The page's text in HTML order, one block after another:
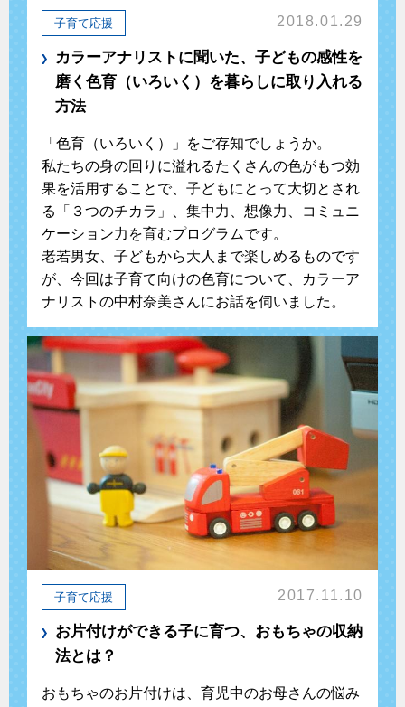
子育て応援 2018.01.29
カラーアナリストに聞いた、子どもの感性を
磨く色育（いろいく）を暮らしに取り入れる
方法
「色育（いろいく）」をご存知でしょうか。
私たちの身の回りに溢れるたくさんの色がもつ効
果を活用することで、子どもにとって大切とされ
る「３つのチカラ」、集中力、想像力、コミュニ
ケーション力を育むプログラムです。
老若男女、子どもから大人まで楽しめるものです
が、今回は子育て向けの色育について、カラーア
ナリストの中村奈美さんにお話を伺いました。
子育て応援 2017.11.10
お片付けができる子に育つ、おもちゃの収納
法とは？
おもちゃのお片付けは、育児中のお母さんの悩み